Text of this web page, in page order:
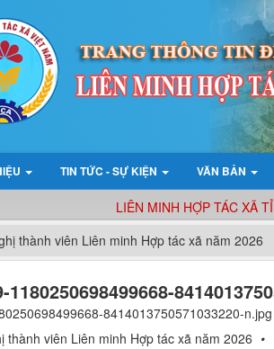
TIN TỨC - SỰ KIỆN VĂN BẢN
LIÊN MINH HỢP TÁC XÃ
thành viên Liên minh Hợp tác xã năm 2026
1180250698499668-
8414013750571033220-n.jpg
thành viên Liên minh Hợp tác xã năm 2026